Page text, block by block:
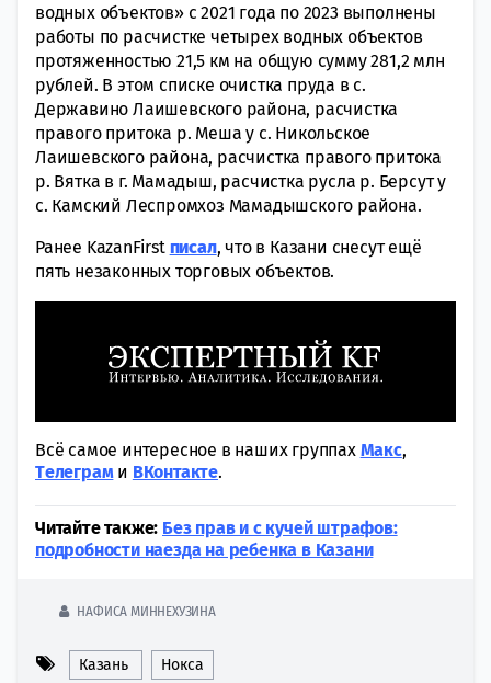
водных объектов» с 2021 года по 2023 выполнены
работы по расчистке четырех водных объектов
протяженностью 21,5 км на общую сумму 281,2 млн
рублей. В этом списке очистка пруда в с.
Державино Лаишевского района, расчистка
правого притока р. Меша у с. Никольское
Лаишевского района, расчистка правого притока
р. Вятка в г. Мамадыш, расчистка русла р. Берсут у
с. Камский Леспромхоз Мамадышского района.
Ранее KazanFirst писал, что в Казани снесут ещё
пять незаконных торговых объектов.
Всё самое интересное в наших группах Макс,
Tелеграми ВКонтакте.
Читайте также: Без прав и с кучей штрафов:
подробности наезда на ребенка в Казани
НАФИСА МИННЕХУЗИНА
Казань Нокса